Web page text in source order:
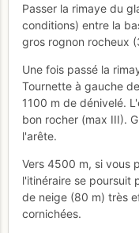
Passer la rimaye du
conditions) entre la
gros rognon rocheux
Une fois passé la
Tournette à gauche
1100 m de dénivelé.
bon rocher (max III).
l'arête.
Vers 4500 m, si vous
l'itinéraire se poursuit
de neige (80 m) très
cornichées.